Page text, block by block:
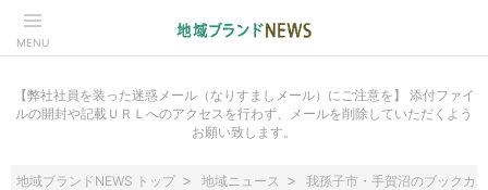
MENU
【弊社社員を装った迷惑メール（なりすましメール）にご注意を】 添付ファイ
ルの開封や記載ＵＲＬへのアクセスを行わず、メールを削除していただくよう
お願い致します。
地域ブランドNEWS トップ 地域ニュース 我孫子市・手賀沼のブックカ